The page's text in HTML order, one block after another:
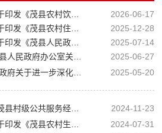
2026-06-17
2025-12-28
2025-07-14
2025-06-27
2025-05-20
2024-11-23
2024-07-31